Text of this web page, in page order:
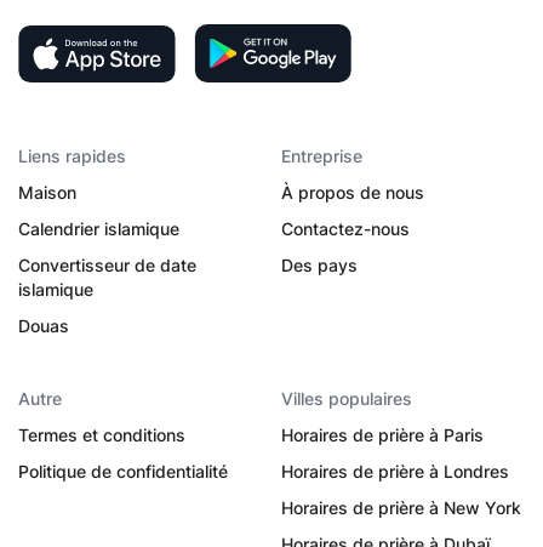
Liens rapides
Maison
Calendrier islamique
Convertisseur de date
islamique
Douas
Entreprise
À propos de nous
Contactez-nous
Des pays
Autre
Termes et conditions
Politique de confidentialité
Villes populaires
Horaires de prière à Paris
Horaires de prière à Londres
Horaires de prière à New York